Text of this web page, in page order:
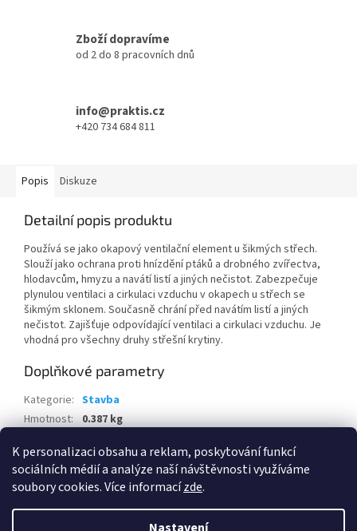
K personalizaci obsahu a reklam, poskytování funkcí
sociálních médií a analýze naší návštěvnosti využíváme
soubory cookies. Více informacízde.
Zboží dopravíme
od 2 do 8 pracovních dnů
info@praktis.cz
+420 734 684 811
Popis Diskuze
Detailní popis produktu
Používá se jako okapový ventilační element u šikmých střech.
Slouží jako ochrana proti hnízdění ptáků a drobného zvířectva,
hlodavcům, hmyzu a navátí listí a jiných nečistot. Zabezpečuje
plynulou ventilaci a cirkulaci vzduchu v okapech u střech se
šikmým sklonem. Současně chrání před navátím listí a jiných
nečistot. Zajišťuje odpovídající ventilaci a cirkulaci vzduchu. Je
vhodná pro všechny druhy střešní krytiny.
Doplňkové parametry
Kategorie: Stavba
Hmotnost: 0.387 kg